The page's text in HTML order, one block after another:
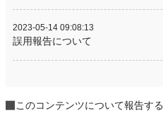
2023-05-14 09:08:13
誤用報告について
このコンテンツについて報告する